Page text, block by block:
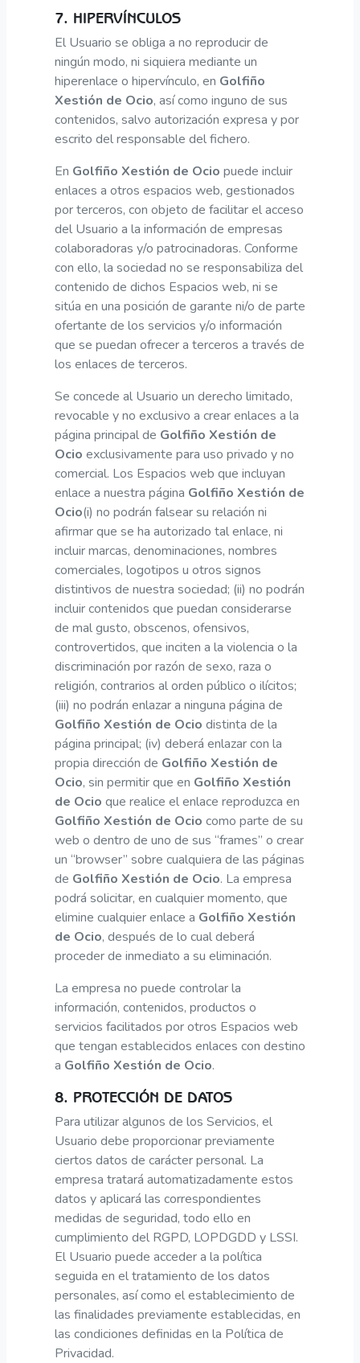
7. HIPERVÍNCULOS
El Usuario se obliga a no reproducir de
ningún modo, ni siquiera mediante un
hiperenlace o hipervínculo, en Golfiño
Xestión de Ocio, así como inguno de sus
contenidos, salvo autorización expresa y por
escrito del responsable del fichero.
En Golfiño Xestión de Ocio puede incluir
enlaces a otros espacios web, gestionados
por terceros, con objeto de facilitar el acceso
del Usuario a la información de empresas
colaboradoras y/o patrocinadoras. Conforme
con ello, la sociedad no se responsabiliza del
contenido de dichos Espacios web, ni se
sitúa en una posición de garante ni/o de parte
ofertante de los servicios y/o información
que se puedan ofrecer a terceros a través de
los enlaces de terceros.
Se concede al Usuario un derecho limitado,
revocable y no exclusivo a crear enlaces a la
página principal de Golfiño Xestión de
Ocio exclusivamente para uso privado y no
comercial. Los Espacios web que incluyan
enlace a nuestra página Golfiño Xestión de
Ocio(i) no podrán falsear su relación ni
afirmar que se ha autorizado tal enlace, ni
incluir marcas, denominaciones, nombres
comerciales, logotipos u otros signos
distintivos de nuestra sociedad; (ii) no podrán
incluir contenidos que puedan considerarse
de mal gusto, obscenos, ofensivos,
controvertidos, que inciten a la violencia o la
discriminación por razón de sexo, raza o
religión, contrarios al orden público o ilícitos;
(iii) no podrán enlazar a ninguna página de
Golfiño Xestión de Ocio distinta de la
página principal; (iv) deberá enlazar con la
propia dirección de Golfiño Xestión de
Ocio, sin permitir que en Golfiño Xestión
de Ocio que realice el enlace reproduzca en
Golfiño Xestión de Ocio como parte de su
web o dentro de uno de sus “frames” o crear
un “browser” sobre cualquiera de las páginas
de Golfiño Xestión de Ocio. La empresa
podrá solicitar, en cualquier momento, que
elimine cualquier enlace a Golfiño Xestión
de Ocio, después de lo cual deberá
proceder de inmediato a su eliminación.
La empresa no puede controlar la
información, contenidos, productos o
servicios facilitados por otros Espacios web
que tengan establecidos enlaces con destino
a Golfiño Xestión de Ocio.
8. PROTECCIÓN DE DATOS
Para utilizar algunos de los Servicios, el
Usuario debe proporcionar previamente
ciertos datos de carácter personal. La
empresa tratará automatizadamente estos
datos y aplicará las correspondientes
medidas de seguridad, todo ello en
cumplimiento del RGPD, LOPDGDD y LSSI.
El Usuario puede acceder a la política
seguida en el tratamiento de los datos
personales, así como el establecimiento de
las finalidades previamente establecidas, en
las condiciones definidas en la Política de
Privacidad.